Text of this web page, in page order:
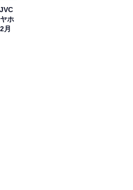
セリング 最大約20時間再生 通話
対応 ノイズキャンセル ヒアスル
応 SBC AAC IPX4防滴 急速充電
正規品】 ブラック ATH-TWX7
ホ
月